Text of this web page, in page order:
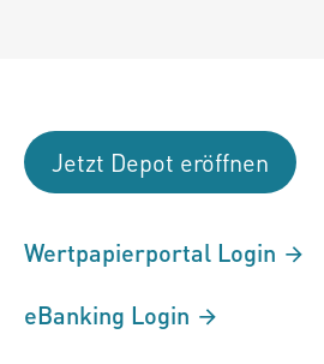
Jetzt Depot eröffnen
Wertpapierportal Login
eBanking Login